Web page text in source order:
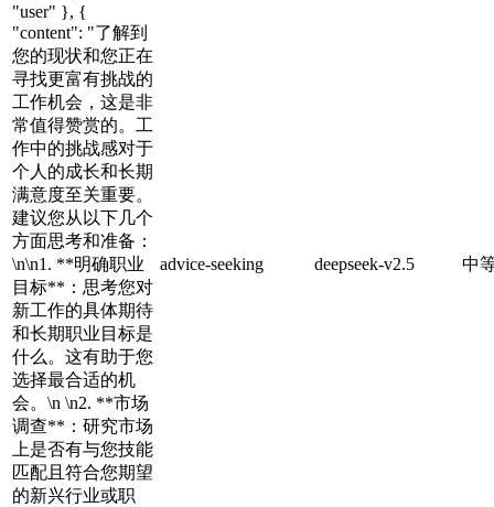
"user" }, {
"content": "了解到
您的现状和您正在
寻找更富有挑战的
工作机会，这是非
常值得赞赏的。工
作中的挑战感对于
个人的成长和长期
满意度至关重要。
建议您从以下几个
方面思考和准备：
\n\n1. **明确职业
目标**：思考您对
新工作的具体期待
和长期职业目标是
什么。这有助于您
选择最合适的机
会。\n \n2. **市场
调查**：研究市场
上是否有与您技能
匹配且符合您期望
的新兴行业或职
advice-seeking deepseek-v2.5 中